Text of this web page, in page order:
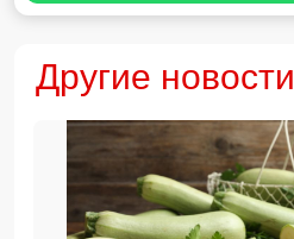
Другие новости